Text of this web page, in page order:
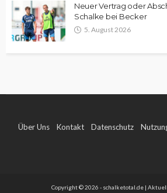
Neuer Vertrag oder
Schalke bei Becker
5. August 2026
Über Uns Kontakt Datenschutz
Copyright © 2026 - schalketotal.de |